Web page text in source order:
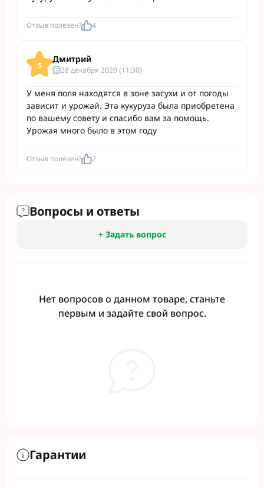
Отзыв полезен? 4
5
Дмитрий
28 декабря 2020 (11:30)
У меня поля находятся в зоне засухи и от погоды
зависит и урожай. Эта кукуруза была приобретена
по вашему совету и спасибо вам за помощь.
Урожая много было в этом году
Отзыв полезен? 2
Вопросы и ответы
+ Задать вопрос
Нет вопросов о данном товаре, станьте
первым и задайте свой вопрос.
Гарантии